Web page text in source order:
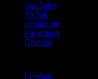
YouTube
TikTok
Instagram
Facebook
Discord
English